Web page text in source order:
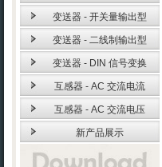
变送器 - 开关量输出型
变送器 - 二线制输出型
变送器 - DIN 信号变换
互感器 - AC 交流电流
互感器 - AC 交流电压
新产品展示